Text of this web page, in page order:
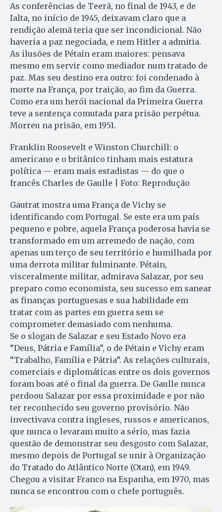
As conferências de Teerã, no final de 1943, e de
Ialta, no início de 1945, deixavam claro que a
rendição alemã teria que ser incondicional. Não
haveria a paz negociada, e nem Hitler a admitia.
As ilusões de Pétain eram maiores: pensava
mesmo em servir como mediador num tratado de
paz. Mas seu destino era outro: foi condenado à
morte na França, por traição, ao fim da Guerra.
Como era um herói nacional da Primeira Guerra
teve a sentença comutada para prisão perpétua.
Morreu na prisão, em 1951.
Franklin Roosevelt e Winston Churchill: o
americano e o britânico tinham mais estatura
política — eram mais estadistas — do que o
francês Charles de Gaulle | Foto: Reprodução
Gautrat mostra uma França de Vichy se
identificando com Portugal. Se este era um país
pequeno e pobre, aquela França poderosa havia se
transformado em um arremedo de nação, com
apenas um terço de seu território e humilhada por
uma derrota militar fulminante. Pétain,
visceralmente militar, admirava Salazar, por seu
preparo como economista, seu sucesso em sanear
as finanças portuguesas e sua habilidade em
tratar com as partes em guerra sem se
comprometer demasiado com nenhuma.
Se o slogan de Salazar e seu Estado Novo era
“Deus, Pátria e Família”, o de Pétain e Vichy eram
“Trabalho, Família e Pátria”. As relações culturais,
comerciais e diplomáticas entre os dois governos
foram boas até o final da guerra. De Gaulle nunca
perdoou Salazar por essa proximidade e por não
ter reconhecido seu governo provisório. Não
invectivava contra ingleses, russos e americanos,
que nunca o levaram muito a sério, mas fazia
questão de demonstrar seu desgosto com Salazar,
mesmo depois de Portugal se unir à Organização
do Tratado do Atlântico Norte (Otan), em 1949.
Chegou a visitar Franco na Espanha, em 1970, mas
nunca se encontrou com o chefe português.